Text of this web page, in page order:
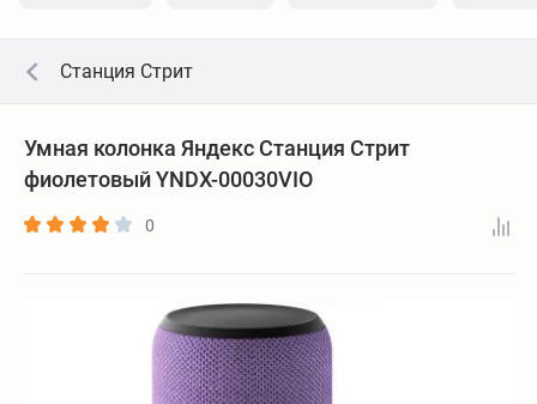
Станция Стрит
Умная колонка Яндекс Станция Стрит
фиолетовый YNDX-00030VIO
0